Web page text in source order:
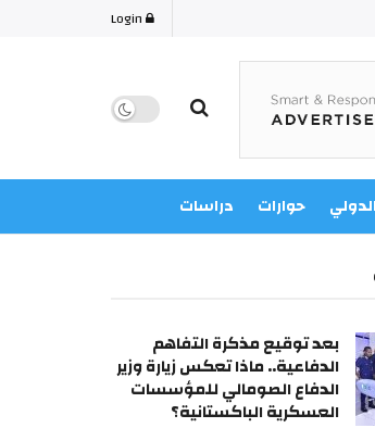
الدولي حوارات دراسات
بعد توقيع مذكرة التفاهم
الدفاعية.. ماذا تعكس زيارة وزير
الدفاع الصومالي للمؤسسات
العسكرية الباكستانية؟